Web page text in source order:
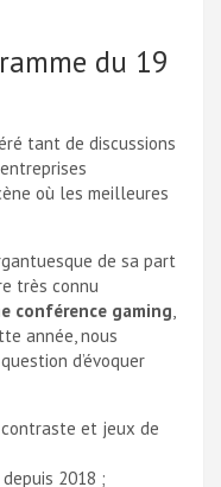
du 19
tant de discussions
où les meilleures
de sa part
très connu
conférence gaming
année, nous
d’évoquer
contraste et jeux de
2018 ;